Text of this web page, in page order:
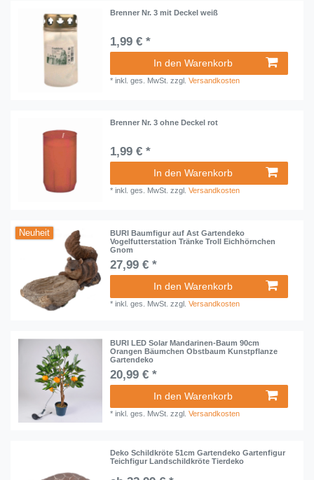
Brenner Nr. 3 mit Deckel weiß
1,99 € *
In den Warenkorb
*inkl. ges. MwSt. zzgl.Versandkosten
Brenner Nr. 3 ohne Deckel rot
1,99 € *
In den Warenkorb
*inkl. ges. MwSt. zzgl.Versandkosten
Neuheit
BURI Baumfigur auf Ast Gartendeko
Vogelfutterstation Tränke Troll Eichhörnchen
Gnom
27,99 € *
In den Warenkorb
*inkl. ges. MwSt. zzgl.Versandkosten
BURI LED Solar Mandarinen-Baum 90cm
Orangen Bäumchen Obstbaum Kunstpflanze
Gartendeko
20,99 € *
In den Warenkorb
*inkl. ges. MwSt. zzgl.Versandkosten
Deko Schildkröte 51cm Gartendeko Gartenfigur
Teichfigur Landschildkröte Tierdeko